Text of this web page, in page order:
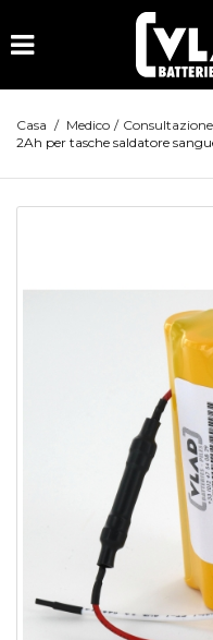
Casa / Medico /
2Ah per tasche saldatore